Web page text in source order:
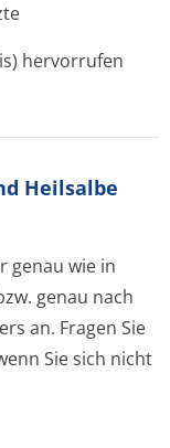
hervorrufen
Heilsalbe
genau wie in
genau nach
an. Fragen Sie
Sie sich nicht